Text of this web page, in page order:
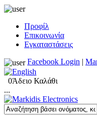
Προφίλ
Επικοινωνία
Εγκαταστάσεις
Facebook Login |
0Άδειο Καλάθι
...